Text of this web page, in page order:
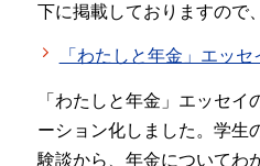
下に掲載しておりますので
「わたしと年金」エッ
「わたしと年金」エッセイ
ーション化しました。学生
験談から、年金についてわ